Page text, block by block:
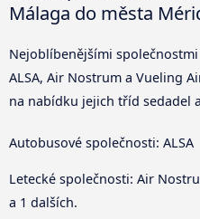
Málaga do města
Nejoblíbenějšími
ALSA, Air Nostrum a Vueling
na nabídku jejich tříd sedadel
Autobusové společnosti: ALSA
Letecké společnosti: Air
a 1 dalších.